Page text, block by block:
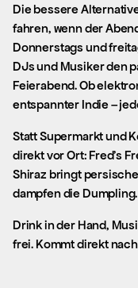
Die bessere
fahren, wenn der
Donnerstags und
DJs und Musiker den
Feierabend. Ob
entspannter Indie –
Statt Supermarkt und
direkt vor Ort: Fred’s
Shiraz bringt
dampfen die Dumpling.
Drink in der Hand,
frei. Kommt direkt